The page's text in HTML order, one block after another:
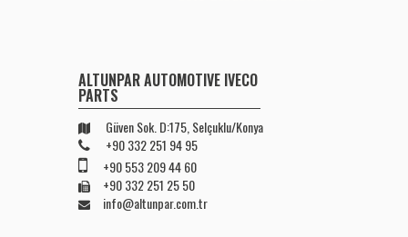
ALTUNPAR AUTOMOTIVE IVECO
PARTS
Güven Sok. D:175, Selçuklu/Konya
+90 332 251 94 95
+90 553 209 44 60
+90 332 251 25 50
info@altunpar.com.tr